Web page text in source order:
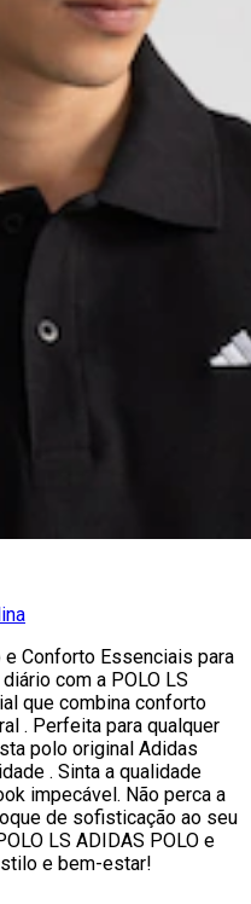
e Conforto Essenciais para
com a POLO LS
que combina conforto
. Perfeita para qualquer
polo original Adidas
. Sinta a qualidade
impecável. Não perca a
de sofisticação ao seu
LS ADIDAS POLO e
e bem-estar!